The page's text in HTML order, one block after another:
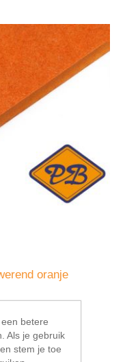
oranje
betere
Als je gebruik
stem je toe